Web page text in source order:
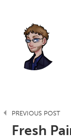
PREVIOUS POST
Fresh